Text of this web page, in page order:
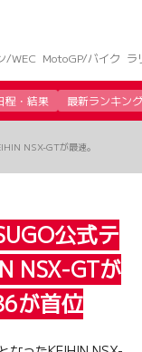
/WEC MotoGP/バイク ラ
程・結果 最新ランキング
NSX-GTが最速。
公式テ
NSX-GTが
が首位